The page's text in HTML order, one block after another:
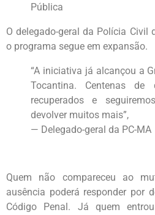
Pública
O delegado-geral da Polícia Civil
o programa segue em expansão.
“A iniciativa já alcançou a
Tocantina. Centenas de
recuperados e
devolver muitos mais”,
— Delegado-geral da PC-MA
Quem não compareceu ao
ausência poderá responder por
Código Penal. Já quem